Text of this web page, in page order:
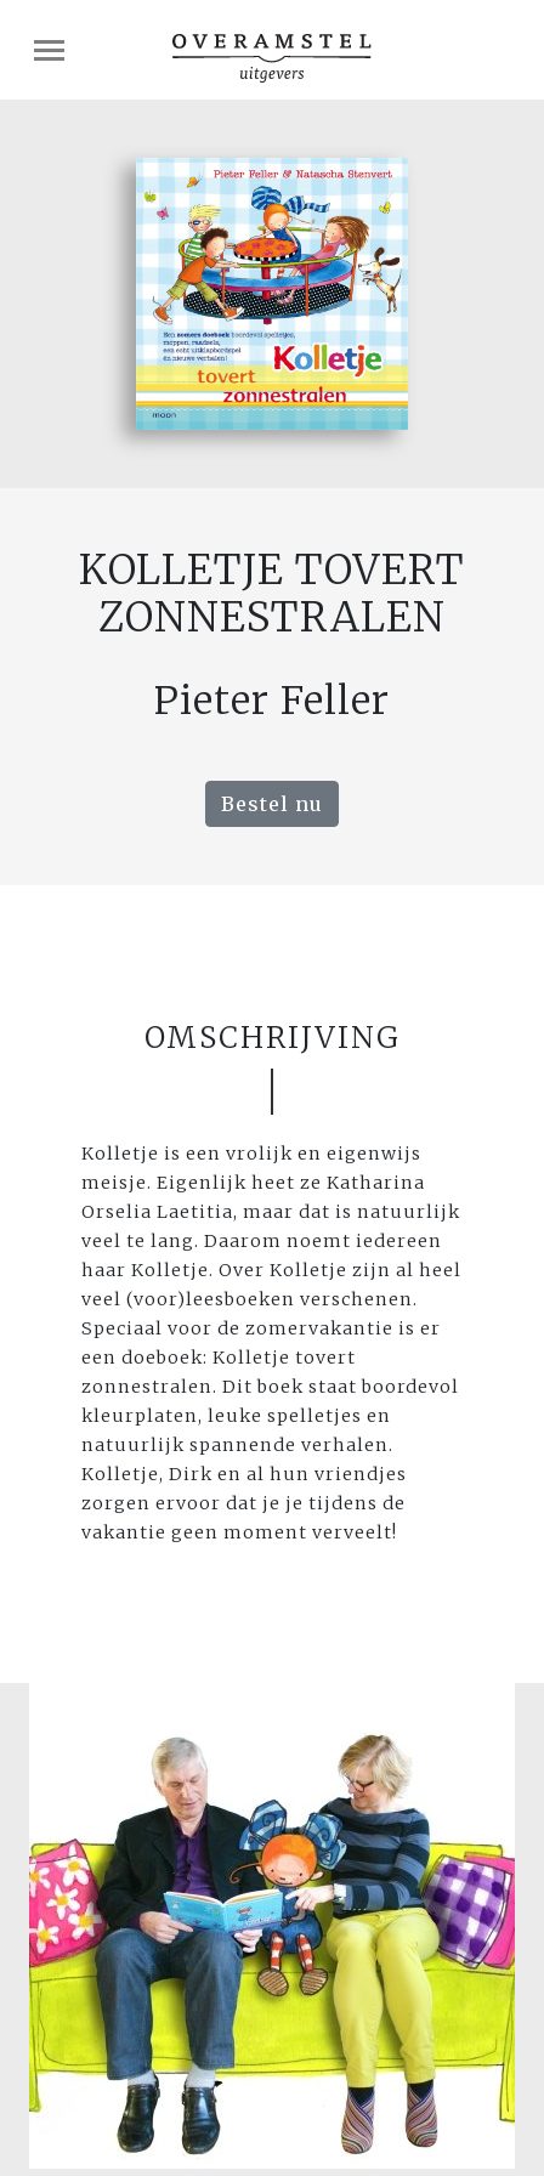
KOLLETJE TOVERT
ZONNESTRALEN
Pieter Feller
Bestel nu
OMSCHRIJVING
Kolletje is een vrolijk en eigenwijs
meisje. Eigenlijk heet ze Katharina
Orselia Laetitia, maar dat is natuurlijk
veel te lang. Daarom noemt iedereen
haar Kolletje. Over Kolletje zijn al heel
veel (voor)leesboeken verschenen.
Speciaal voor de zomervakantie is er
een doeboek: Kolletje tovert
zonnestralen. Dit boek staat boordevol
kleurplaten, leuke spelletjes en
natuurlijk spannende verhalen.
Kolletje, Dirk en al hun vriendjes
zorgen ervoor dat je je tijdens de
vakantie geen moment verveelt!